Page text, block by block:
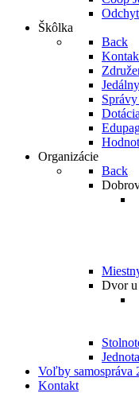
Škôlka
Back
Organizácie
Back
Dvor u
Voľby samospráva
Kontakt